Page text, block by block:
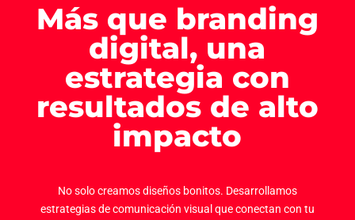
Más que branding
digital, una
estrategia con
resultados de alto
impacto
No solo creamos diseños bonitos. Desarrollamos
estrategias de comunicación visual que conectan con tu